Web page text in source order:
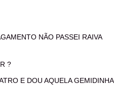
NÃO PASSEI RAIVA
?
E DOU AQUELA GEMIDINHA